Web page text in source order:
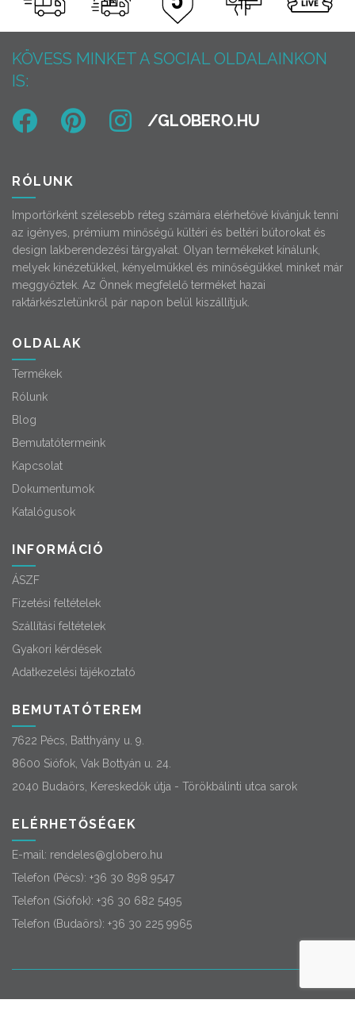
KÖVESS MINKET A SOCIAL OLDALAINKON
IS:
RÓLUNK
Importőrként szélesebb réteg számára elérhetővé kívánjuk tenni
az igényes, prémium minőségű kültéri és beltéri bútorokat és
design lakberendezési tárgyakat. Olyan termékeket kínálunk,
melyek kinézetükkel, kényelmükkel és minőségükkel minket már
meggyőztek. Az Önnek megfelelő terméket hazai
raktárkészletünkről pár napon belül kiszállítjuk.
OLDALAK
Termékek
Rólunk
Blog
Bemutatótermeink
Kapcsolat
Dokumentumok
Katalógusok
INFORMÁCIÓ
ÁSZF
Fizetési feltételek
Szállítási feltételek
Gyakori kérdések
Adatkezelési tájékoztató
BEMUTATÓTEREM
7622 Pécs, Batthyány u. 9.
8600 Siófok, Vak Bottyán u. 24.
2040 Budaörs, Kereskedők útja - Törökbálinti utca sarok
ELÉRHETŐSÉGEK
E-mail: rendeles@globero.hu
Telefon (Pécs): +36 30 898 9547
Telefon (Siófok): +36 30 682 5495
Telefon (Budaörs): +36 30 225 9965